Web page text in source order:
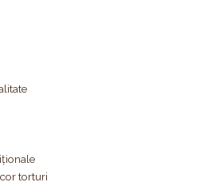
torturi